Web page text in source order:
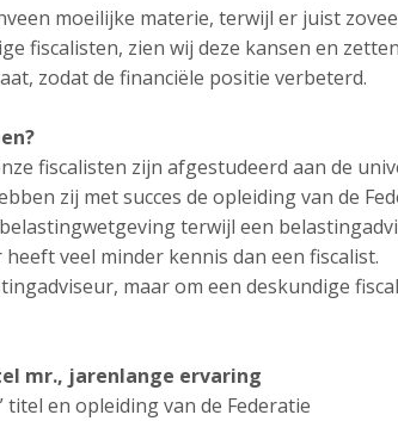
moeilijke materie, terwijl er juist
fiscalisten, zien wij deze kansen en
zodat de financiële positie verbeterd.
fiscalisten zijn afgestudeerd aan de
zij met succes de opleiding van de
terwijl een
veel minder kennis dan een fiscalist.
maar om een deskundige
mr., jarenlange ervaring
titel en opleiding van de Federatie